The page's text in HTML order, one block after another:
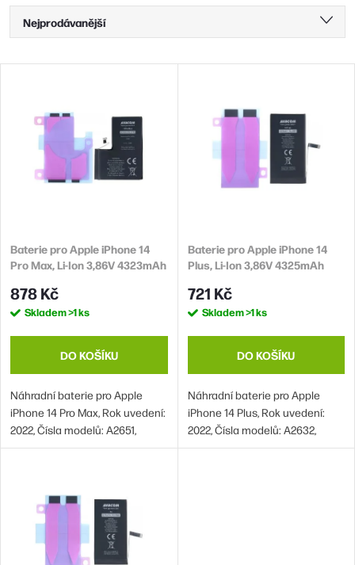
Ř
a
z
d
u
k
t
Nejprodávanější
Abecedně
V
o
d
u
k
ů
Baterie pro Apple iPhone 14
Pro Max, Li-Ion 3,86V 4323mAh
878 Kč
Skladem>1 ks
DO KOŠÍKU
Náhradní baterie pro Apple
iPhone 14 Pro Max, Rok uvedení:
2022, Čísla modelů: A2651,
A2893, A2896, A2895, A2894
Baterie pro Apple iPhone 14
Plus, Li-Ion 3,86V 4325mAh
721 Kč
Skladem>1 ks
DO KOŠÍKU
Náhradní baterie pro Apple
iPhone 14 Plus, Rok uvedení:
2022, Čísla modelů: A2632,
A2885, A2888, A2887, A2886